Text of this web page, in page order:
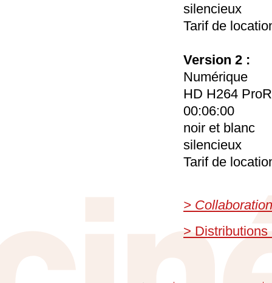
silencieux
Tarif de
Version 2 :
Numérique
HD H264
00:06:00
noir et blanc
silencieux
Tarif de
>
> Distributions